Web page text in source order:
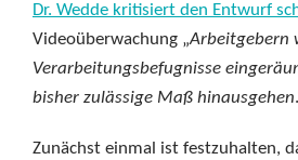
Dr. Wedde kritisiert den Entwurf
Videoüberwachung „Arbeitgebern
Verarbeitungsbefugnisse
bisher zulässige Maß hinausgehen
Zunächst einmal ist festzuhalten,